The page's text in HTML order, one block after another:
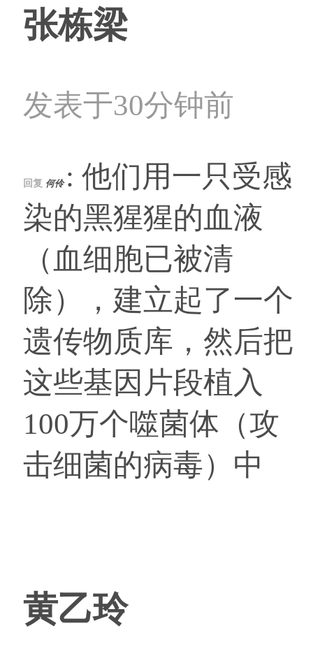
张栋梁
发表于30分钟前
回复 何伶 : 他们用一只受感
染的黑猩猩的血液
（血细胞已被清
除），建立起了一个
遗传物质库，然后把
这些基因片段植入
100万个噬菌体（攻
击细菌的病毒）中
黄乙玲